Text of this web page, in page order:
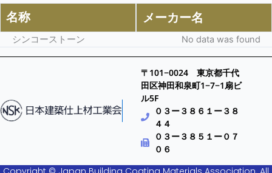
名称 メーカー名
シンコーストーン No data was found
〒101−0024 東京都千代
田区神田和泉町1−7−1扇ビ
ル5F
０３ー３８６１ー３８
４４
０３ー３８５１ー０７
０６